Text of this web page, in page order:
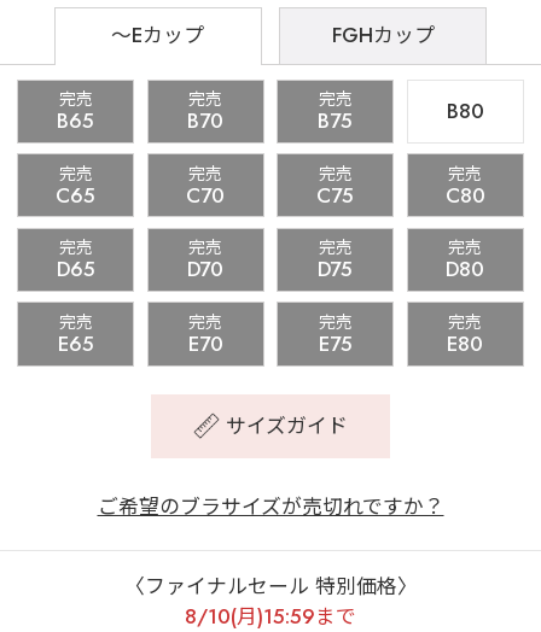
～Eカップ
FGHカップ
完売
B65
完売
B70
完売
B75 B80
完売
C65
完売
C70
完売
C75
完売
C80
完売
D65
完売
D70
完売
D75
完売
D80
完売
E65
完売
E70
完売
E75
完売
E80
サイズガイド
ご希望のブラサイズが売切れですか？
〈ファイナルセール 特別価格〉
8/10(月)15:59まで